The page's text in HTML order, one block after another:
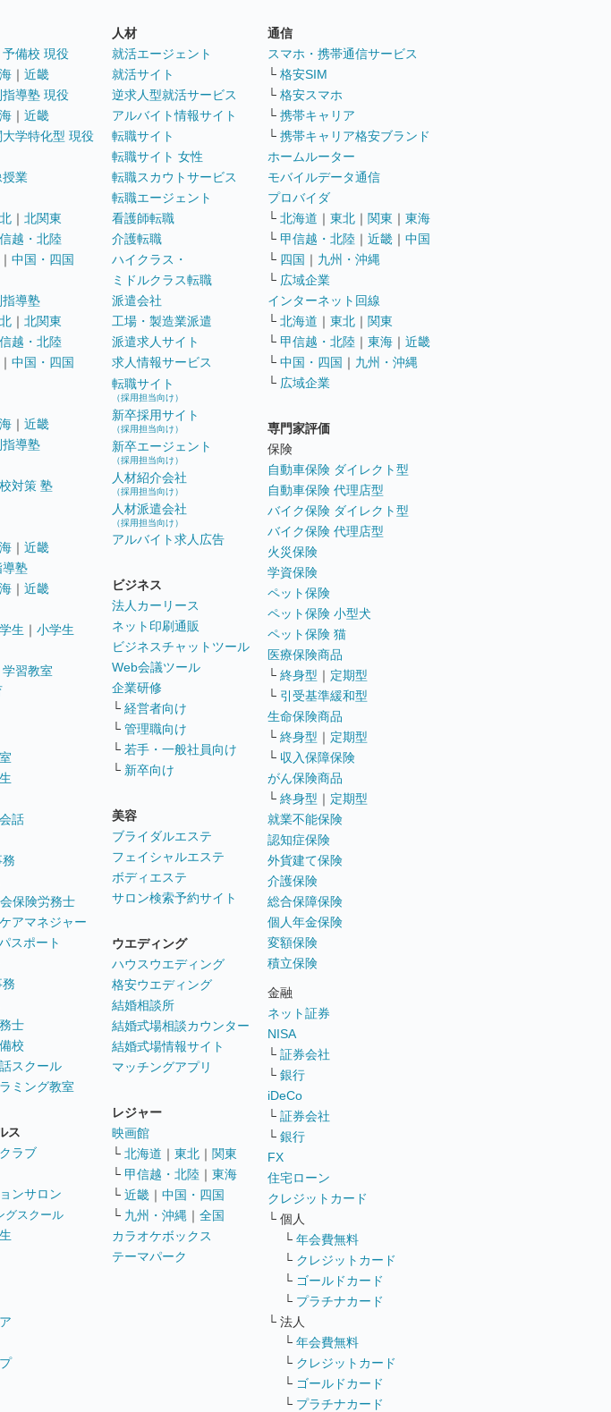
備校 現役
｜ 近畿
導塾 現役
｜ 近畿
学特化型 現役
授業
｜ 北関東
越・北陸
｜ 中国・四国
導塾
｜ 北関東
越・北陸
｜ 中国・四国
｜ 近畿
導塾
対策 塾
｜ 近畿
導塾
｜ 近畿
生 ｜ 小学生
習教室
話
務
保険労務士
ケアマネジャー
スポート
務
士
校
スクール
ミング教室
ス
ラブ
ンサロン
グスクール
人材
就活エージェント
就活サイト
逆求人型就活サービス
アルバイト情報サイト
転職サイト
転職サイト 女性
転職スカウトサービス
転職エージェント
看護師転職
介護転職
ハイクラス・
ミドルクラス転職
派遣会社
工場・製造業派遣
派遣求人サイト
求人情報サービス
転職サイト
（採用担当向け）
新卒採用サイト
（採用担当向け）
新卒エージェント
（採用担当向け）
人材紹介会社
（採用担当向け）
人材派遣会社
（採用担当向け）
アルバイト求人広告
ビジネス
法人カーリース
ネット印刷通販
ビジネスチャットツール
Web会議ツール
企業研修
└ 経営者向け
└ 管理職向け
└ 若手・一般社員向け
└ 新卒向け
美容
ブライダルエステ
フェイシャルエステ
ボディエステ
サロン検索予約サイト
ウエディング
ハウスウエディング
格安ウエディング
結婚相談所
結婚式場相談カウンター
結婚式場情報サイト
マッチングアプリ
レジャー
映画館
└ 北海道 ｜ 東北 ｜ 関東
└ 甲信越・北陸 ｜ 東海
└ 近畿 ｜ 中国・四国
└ 九州・沖縄 ｜ 全国
カラオケボックス
テーマパーク
通信
スマホ・携帯通信サービス
└ 格安SIM
└ 格安スマホ
└ 携帯キャリア
└ 携帯キャリア格安ブランド
ホームルーター
モバイルデータ通信
プロバイダ
└ 北海道 ｜ 東北 ｜ 関東 ｜ 東海
└ 甲信越・北陸 ｜ 近畿 ｜ 中国
└ 四国 ｜ 九州・沖縄
└ 広域企業
インターネット回線
└ 北海道 ｜ 東北 ｜ 関東
└ 甲信越・北陸 ｜ 東海 ｜ 近畿
└ 中国・四国 ｜ 九州・沖縄
└ 広域企業
専門家評価
保険
自動車保険 ダイレクト型
自動車保険 代理店型
バイク保険 ダイレクト型
バイク保険 代理店型
火災保険
学資保険
ペット保険
ペット保険 小型犬
ペット保険 猫
医療保険商品
└ 終身型 ｜ 定期型
└ 引受基準緩和型
生命保険商品
└ 終身型 ｜ 定期型
└ 収入保障保険
がん保険商品
└ 終身型 ｜ 定期型
就業不能保険
認知症保険
外貨建て保険
介護保険
総合保障保険
個人年金保険
変額保険
積立保険
金融
ネット証券
NISA
└ 証券会社
└ 銀行
iDeCo
└ 証券会社
└ 銀行
FX
住宅ローン
クレジットカード
└ 個人
└ 年会費無料
└ クレジットカード
└ ゴールドカード
└ プラチナカード
└ 法人
└ 年会費無料
└ クレジットカード
└ ゴールドカード
└ プラチナカード